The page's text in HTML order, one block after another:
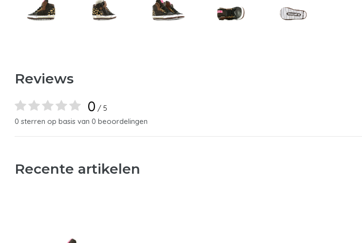
Reviews
0 / 5
0 sterren op basis van 0 beoordelingen
Recente artikelen